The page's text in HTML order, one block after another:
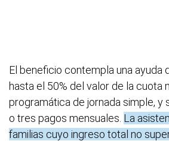
El beneficio contempla una ayuda
hasta el 50% del valor de la cuota
programática de jornada simple, y
o tres pagos mensuales. La
familias cuyo ingreso total no